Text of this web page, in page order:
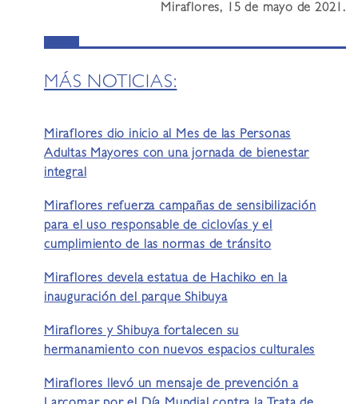
Miraflores, 15 de mayo de 2021.
MÁS NOTICIAS:
Miraflores dio inicio al Mes de las Personas
Adultas Mayores con una jornada de bienestar
integral
Miraflores refuerza campañas de sensibilización
para el uso responsable de ciclovías y el
cumplimiento de las normas de tránsito
Miraflores devela estatua de Hachiko en la
inauguración del parque Shibuya
Miraflores y Shibuya fortalecen su
hermanamiento con nuevos espacios culturales
Miraflores llevó un mensaje de prevención a